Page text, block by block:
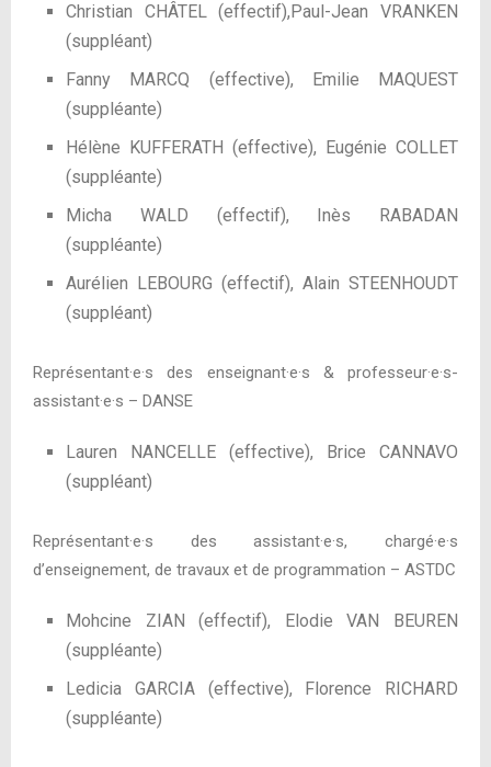
Christian CHÂTEL (effectif),Paul-Jean VRANKEN
(suppléant)
Fanny MARCQ (effective), Emilie MAQUEST
(suppléante)
Hélène KUFFERATH (effective), Eugénie COLLET
(suppléante)
Micha WALD (effectif), Inès RABADAN
(suppléante)
Aurélien LEBOURG (effectif), Alain STEENHOUDT
(suppléant)
Représentant·e·s des enseignant·e·s & professeur·e·s-
assistant·e·s – DANSE
Lauren NANCELLE (effective), Brice CANNAVO
(suppléant)
Représentant·e·s des assistant·e·s, chargé·e·s
d’enseignement, de travaux et de programmation – ASTDC
Mohcine ZIAN (effectif), Elodie VAN BEUREN
(suppléante)
Ledicia GARCIA (effective), Florence RICHARD
(suppléante)